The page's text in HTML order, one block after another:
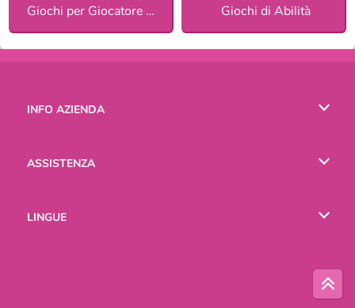
Giochi per Giocatore Singolo Giochi di Abilità
INFO AZIENDA
ASSISTENZA
LINGUE